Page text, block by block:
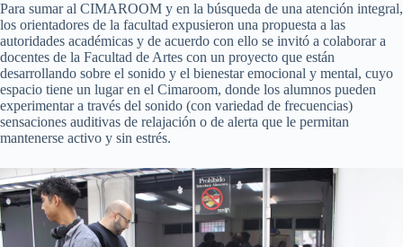
Para sumar al CIMAROOM y en la búsqueda de una atención integral,
los orientadores de la facultad expusieron una propuesta a las
autoridades académicas y de acuerdo con ello se invitó a colaborar a
docentes de la Facultad de Artes con un proyecto que están
desarrollando sobre el sonido y el bienestar emocional y mental, cuyo
espacio tiene un lugar en el Cimaroom, donde los alumnos pueden
experimentar a través del sonido (con variedad de frecuencias)
sensaciones auditivas de relajación o de alerta que le permitan
mantenerse activo y sin estrés.